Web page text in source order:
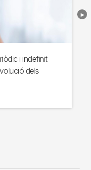
i indefinit
dels